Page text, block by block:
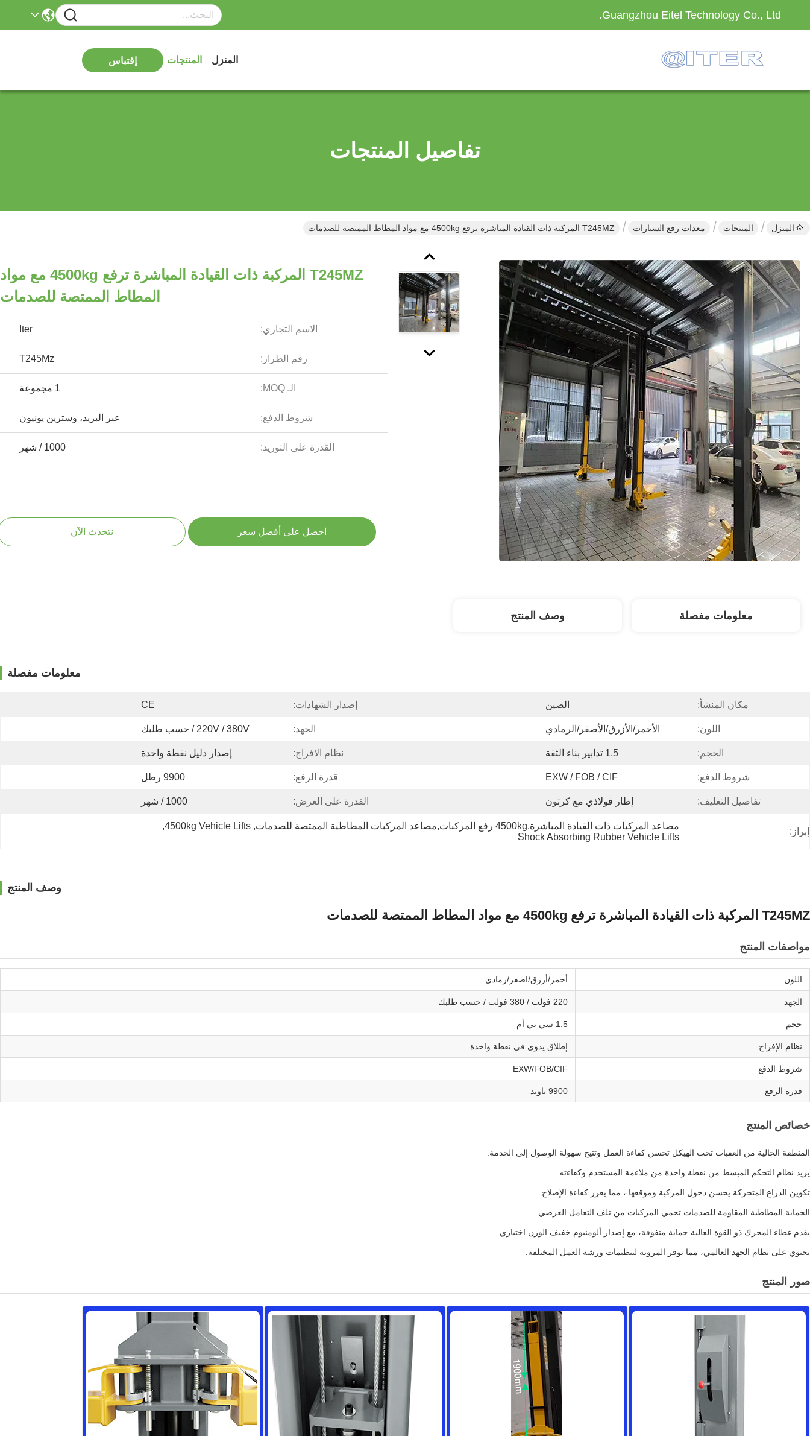
Guangzhou Eitel Technology Co., Ltd.
المنزل المنتجات إقتباس
تفاصيل المنتجات
المنزل المنتجات معدات رفع السيارات T245MZ المركبة ذات القيادة المباشرة ترفع 4500kg مع مواد المطاط الممتصة للصدمات
T245MZ المركبة ذات القيادة المباشرة ترفع 4500kg مع مواد
المطاط الممتصة للصدمات
الاسم التجاري: Iter
رقم الطراز: T245Mz
الـ MOQ: 1 مجموعة
شروط الدفع: عبر البريد، وسترين يونيون
القدرة على التوريد: 1000 / شهر
احصل على أفضل سعر نتحدث الآن
معلومات مفصلة وصف المنتج
معلومات مفصلة
مكان المنشأ: الصين إصدار الشهادات: CE
اللون: الأحمر/الأزرق/الأصفر/الرمادي الجهد: 220V / 380V / حسب طلبك
الحجم: 1.5 تدابير بناء الثقة نظام الافراج: إصدار دليل نقطة واحدة
شروط الدفع: EXW / FOB / CIF قدرة الرفع: 9900 رطل
تفاصيل التغليف: إطار فولاذي مع كرتون القدرة على العرض: 1000 / شهر
إبراز:
مصاعد المركبات ذات القيادة المباشرة,4500kg رفع المركبات,مصاعد المركبات المطاطية الممتصة للصدمات ,
4500kg Vehicle Lifts
,
Shock Absorbing Rubber Vehicle Lifts
وصف المنتج
T245MZ المركبة ذات القيادة المباشرة ترفع 4500kg مع مواد المطاط الممتصة للصدمات
مواصفات المنتج
اللون أحمر/أزرق/اصفر/رمادي
الجهد 220 فولت / 380 فولت / حسب طلبك
حجم 1.5 سي بي أم
نظام الإفراج إطلاق يدوي في نقطة واحدة
شروط الدفع EXW/FOB/CIF
قدرة الرفع 9900 باوند
خصائص المنتج
المنطقة الخالية من العقبات تحت الهيكل تحسن كفاءة العمل وتتيح سهولة الوصول إلى الخدمة.
يزيد نظام التحكم المبسط من نقطة واحدة من ملاءمة المستخدم وكفاءته.
تكوين الذراع المتحركة يحسن دخول المركبة وموقعها ، مما يعزز كفاءة الإصلاح.
الحماية المطاطية المقاومة للصدمات تحمي المركبات من تلف التعامل العرضي.
يقدم غطاء المحرك ذو القوة العالية حماية متفوقة، مع إصدار ألومنيوم خفيف الوزن اختياري.
يحتوي على نظام الجهد العالمي، مما يوفر المرونة لتنظيمات ورشة العمل المختلفة.
صور المنتج